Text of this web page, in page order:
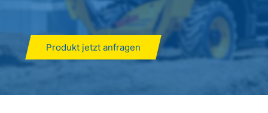
Produkt jetzt anfragen